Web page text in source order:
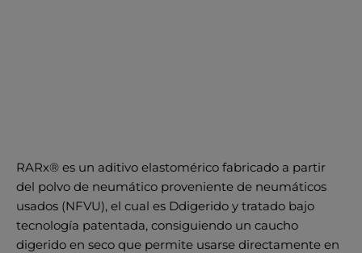
RARx® es un aditivo elastomérico fabricado a partir
del polvo de neumático proveniente de neumáticos
usados (NFVU), el cual es Ddigerido y tratado bajo
tecnología patentada, consiguiendo un caucho
digerido en seco que permite usarse directamente en